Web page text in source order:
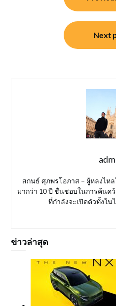
Next
สกนธ์ ศุภพรโอภาส – ผู้หลงไห
มากว่า 10 ปี ชื่นชอบในการค้นค
ที่กำลังจะเปิดตัวทั้งใน
ข่าวล่าสุด